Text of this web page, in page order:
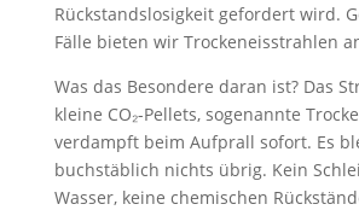
Rückstandslosigkeit gefordert wird.
Fälle bieten wir Trockeneisstrahlen
Was das Besondere daran ist? Das
kleine CO₂-Pellets, sogenannte
verdampft beim Aufprall sofort. Es
buchstäblich nichts übrig. Kein
Wasser, keine chemischen